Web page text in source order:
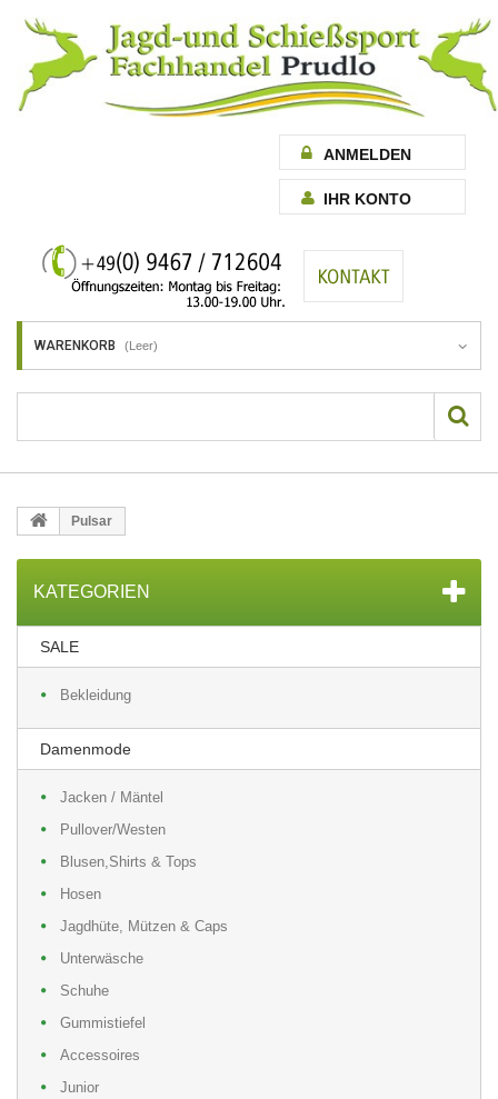
ANMELDEN
IHR KONTO
WARENKORB (Leer)
Pulsar
KATEGORIEN
SALE
Bekleidung
Damenmode
Jacken / Mäntel
Pullover/Westen
Blusen,Shirts & Tops
Hosen
Jagdhüte, Mützen & Caps
Unterwäsche
Schuhe
Gummistiefel
Accessoires
Junior